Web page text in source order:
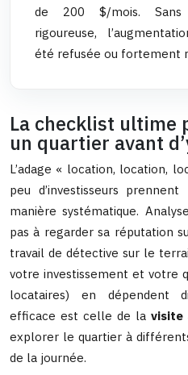
de 200 $/mois. Sans
rigoureuse,
été refusée ou fortement
La checklist ultime
un quartier avant
L’adage « location, location,
peu d’investisseurs
manière systématique.
pas à regarder sa réputation
travail de détective sur le
votre investissement et votre
locataires) en dépendent
efficace est celle de la visite
explorer le quartier à
de la journée.